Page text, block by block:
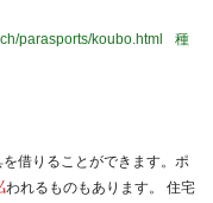
parasports/koubo.html
種
借りることができます。ポ
われるものもあります。 住宅